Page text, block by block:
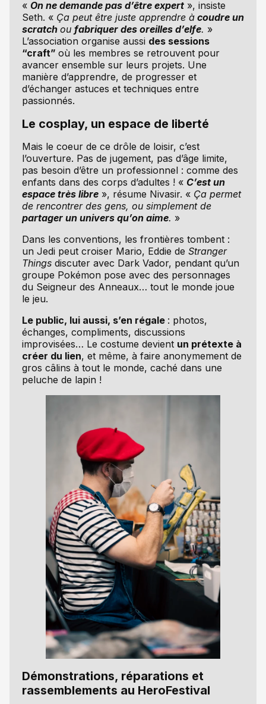
« On ne demande pas d’être expert», insiste
Seth. « Ça peut être juste apprendre àcoudre un
scratch ou fabriquer des oreilles d’elfe. »
L’association organise aussi des sessions
“craft” où les membres se retrouvent pour
avancer ensemble sur leurs projets. Une
manière d’apprendre, de progresser et
d’échanger astuces et techniques entre
passionnés.
Le cosplay, un espace de liberté
Mais le coeur de ce drôle de loisir, c’est
l’ouverture. Pas de jugement, pas d’âge limite,
pas besoin d’être un professionnel : comme des
enfants dans des corps d’adultes ! « C’est un
espace très libre», résume Nivasir. « Ça permet
de rencontrer des gens, ou simplement de
partager un univers qu’on aime. »
Dans les conventions, les frontières tombent :
un Jedi peut croiser Mario, Eddie de Stranger
Thingsdiscuter avec Dark Vador, pendant qu’un
groupe Pokémon pose avec des personnages
du Seigneur des Anneaux… tout le monde joue
le jeu.
Le public, lui aussi, s’en régale : photos,
échanges, compliments, discussions
improvisées… Le costume devient un prétexte à
créer du lien, et même, à faire anonymement de
gros câlins à tout le monde, caché dans une
peluche de lapin !
Démonstrations, réparations et
rassemblements au HeroFestival